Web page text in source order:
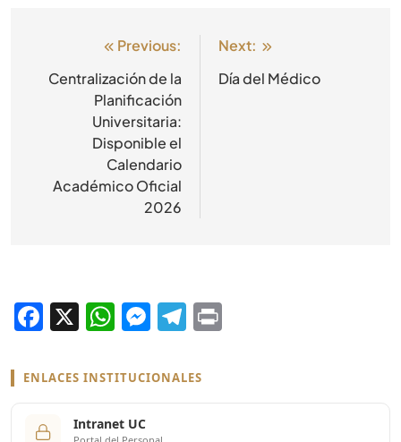
Previous:
Centralización de la
Planificación
Universitaria:
Disponible el
Calendario
Académico Oficial
2026
Next:
Día del Médico
Facebook
X WhatsApp
Messenger
Telegram
ENLACES INSTITUCIONALES
Intranet UC